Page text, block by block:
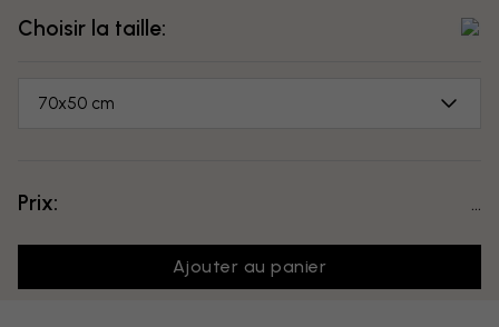
Choisir la taille:
70x50 cm
Prix:
Ajouter au panier